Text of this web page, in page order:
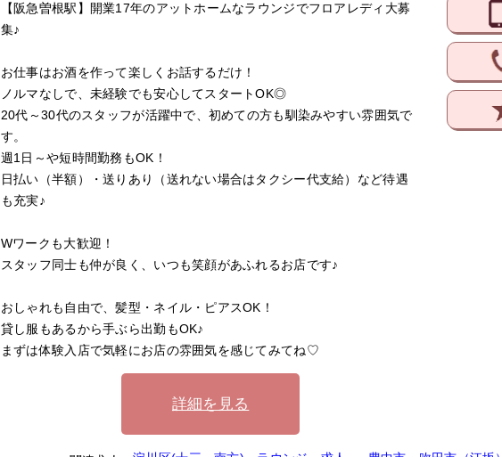
【阪急曽根駅】開業17年のアットホームなラウンジでフロアレディ大募
集♪
お仕事はお酒を作って楽しくお話するだけ！
ノルマなしで、未経験でも安心してスタートOK◎
20代～30代のスタッフが活躍中で、初めての方も馴染みやすい雰囲気で
す。
週1日～や短時間勤務もOK！
日払い（半額）・送りあり（送れない場合はタクシー代支給）など待遇
も充実♪
Wワークも大歓迎！
スタッフ同士も仲が良く、いつも笑顔があふれるお店です♪
おしゃれも自由で、髪型・ネイル・ピアスOK！
貸し服もあるから手ぶら出勤もOK♪
まずは体験入店で気軽にお店の雰囲気を感じてみてね♡
詳細を見る